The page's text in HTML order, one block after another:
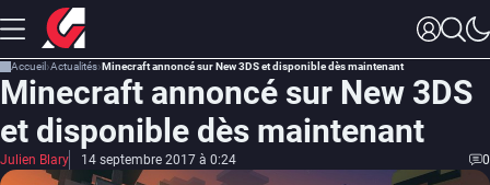
Accueil Actualités Minecraft annoncé sur New 3DS et disponible dès maintenant
Minecraft annoncé sur New 3DS
et disponible dès maintenant
Julien Blary 14 septembre 2017 à 0:24 0